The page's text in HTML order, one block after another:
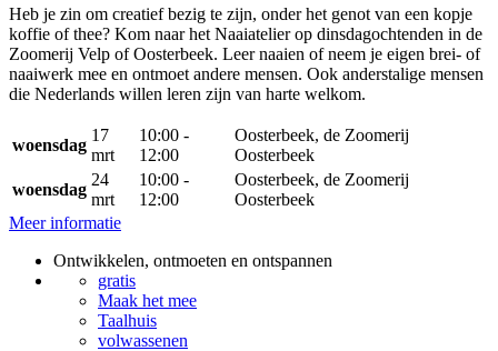
Heb je zin om creatief bezig te zijn, onder het genot van een kopje
koffie of thee? Kom naar het Naaiatelier op dinsdagochtenden in de
Zoomerij Velp of Oosterbeek. Leer naaien of neem je eigen brei- of
naaiwerk mee en ontmoet andere mensen. Ook anderstalige mensen
die Nederlands willen leren zijn van harte welkom.
woensdag
17
mrt
10:00 -
12:00
Oosterbeek, de Zoomerij
Oosterbeek
woensdag
24
mrt
10:00 -
12:00
Oosterbeek, de Zoomerij
Oosterbeek
Meer informatie
Ontwikkelen, ontmoeten en ontspannen
gratis
Maak het mee
Taalhuis
volwassenen